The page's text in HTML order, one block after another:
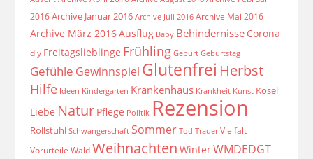
2016 Archive Januar 2016 Archive Juli 2016 Archive Mai 2016
Archive März 2016Ausflug Baby Behindernisse Corona
diy Freitagslieblinge Frühling Geburt Geburtstag
Gefühle Gewinnspiel Glutenfrei Herbst
Hilfe Ideen Kindergarten Krankenhaus Krankheit Kunst Kösel
Liebe Natur Pflege Politik Rezension
Rollstuhl Schwangerschaft Sommer Tod Trauer Vielfalt
Vorurteile Wald Weihnachten WinterWMDEDGT